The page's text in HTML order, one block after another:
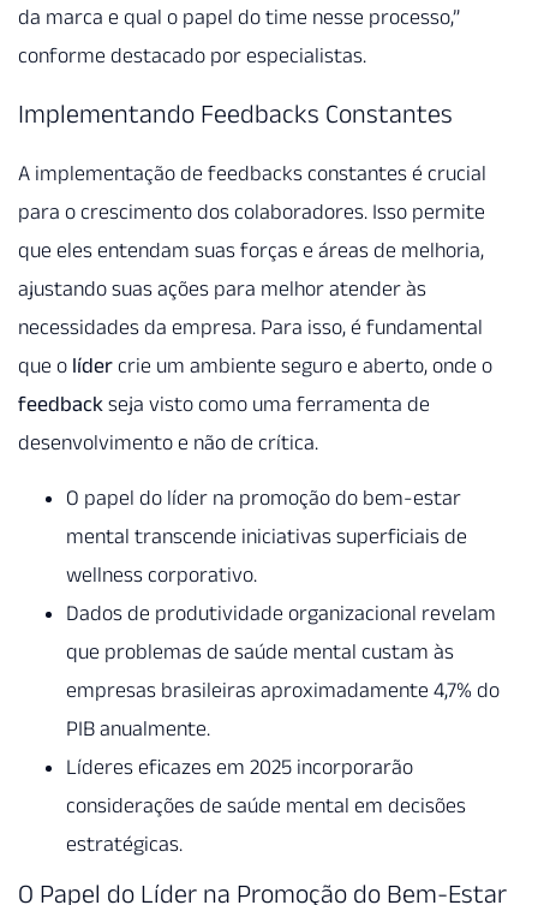
da marca e qual o papel do time nesse processo,”
conforme destacado por especialistas.
Implementando Feedbacks Constantes
A implementação de feedbacks constantes é crucial
para o crescimento dos colaboradores. Isso permite
que eles entendam suas forças e áreas de melhoria,
ajustando suas ações para melhor atender às
necessidades da empresa. Para isso, é fundamental
que o líder crie um ambiente seguro e aberto, onde o
feedback seja visto como uma ferramenta de
desenvolvimento e não de crítica.
O papel do líder na promoção do bem-estar
mental transcende iniciativas superficiais de
wellness corporativo.
Dados de produtividade organizacional revelam
que problemas de saúde mental custam às
empresas brasileiras aproximadamente 4,7% do
PIB anualmente.
Líderes eficazes em 2025 incorporarão
considerações de saúde mental em decisões
estratégicas.
O Papel do Líder na Promoção do Bem-Estar